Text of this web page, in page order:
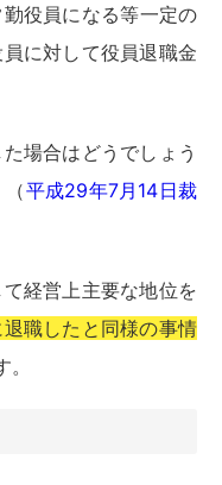
役員になる等一定の
に対して役員退職金
場合はどうでしょう
平成29年7月14日裁
経営上主要な地位を
職したと同様の事情